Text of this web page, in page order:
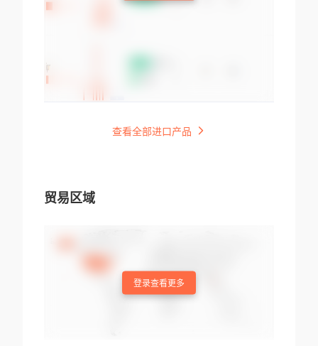
查看全部进口产品
贸易区域
登录查看更多